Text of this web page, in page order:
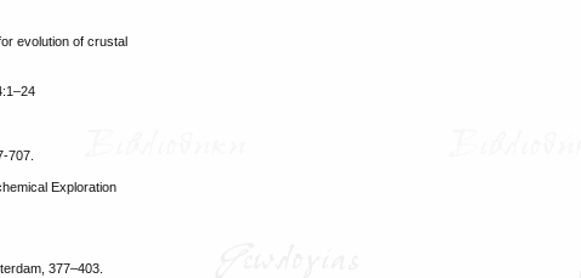
evolution of crustal
707.
Exploration
377–403.